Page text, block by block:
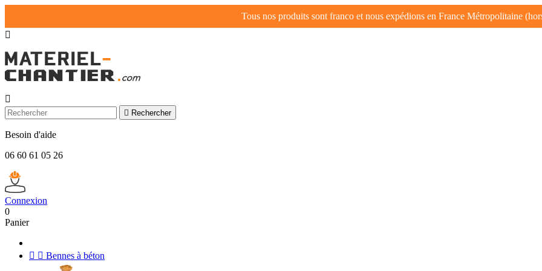
Tous nos produits sont franco et nous expédions en France Métropolitaine


 Rechercher
Besoin d'aide
06 60 61 05 26
Connexion
0
Panier
  Bennes à béton